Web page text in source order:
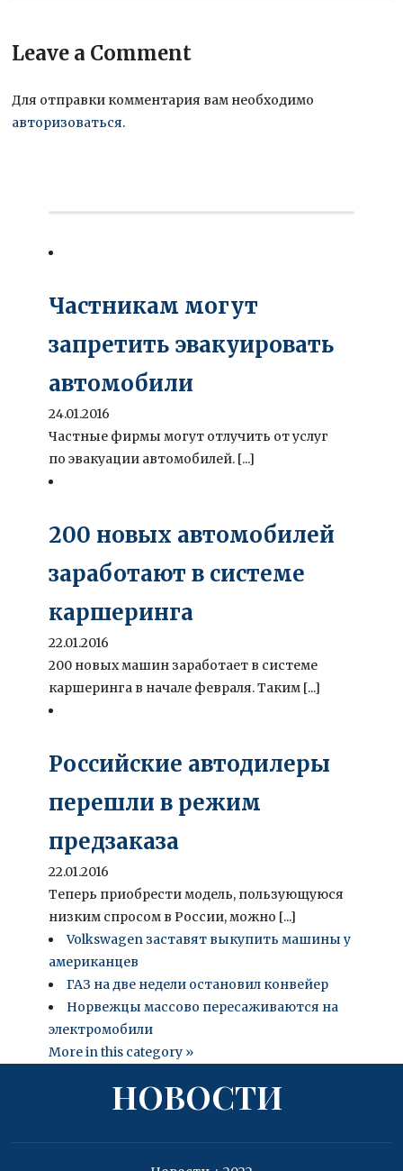
Leave a Comment
Для отправки комментария вам необходимо
авторизоваться.
Частникам могут
запретить эвакуировать
автомобили
24.01.2016
Частные фирмы могут отлучить от услуг
по эвакуации автомобилей. [...]
200 новых автомобилей
заработают в системе
каршеринга
22.01.2016
200 новых машин заработает в системе
каршеринга в начале февраля. Таким [...]
Российские автодилеры
перешли в режим
предзаказа
22.01.2016
Теперь приобрести модель, пользующуюся
низким спросом в России, можно [...]
Volkswagen заставят выкупить машины у
американцев
ГАЗ на две недели остановил конвейер
Норвежцы массово пересаживаются на
электромобили
More in this category »
НОВОСТИ